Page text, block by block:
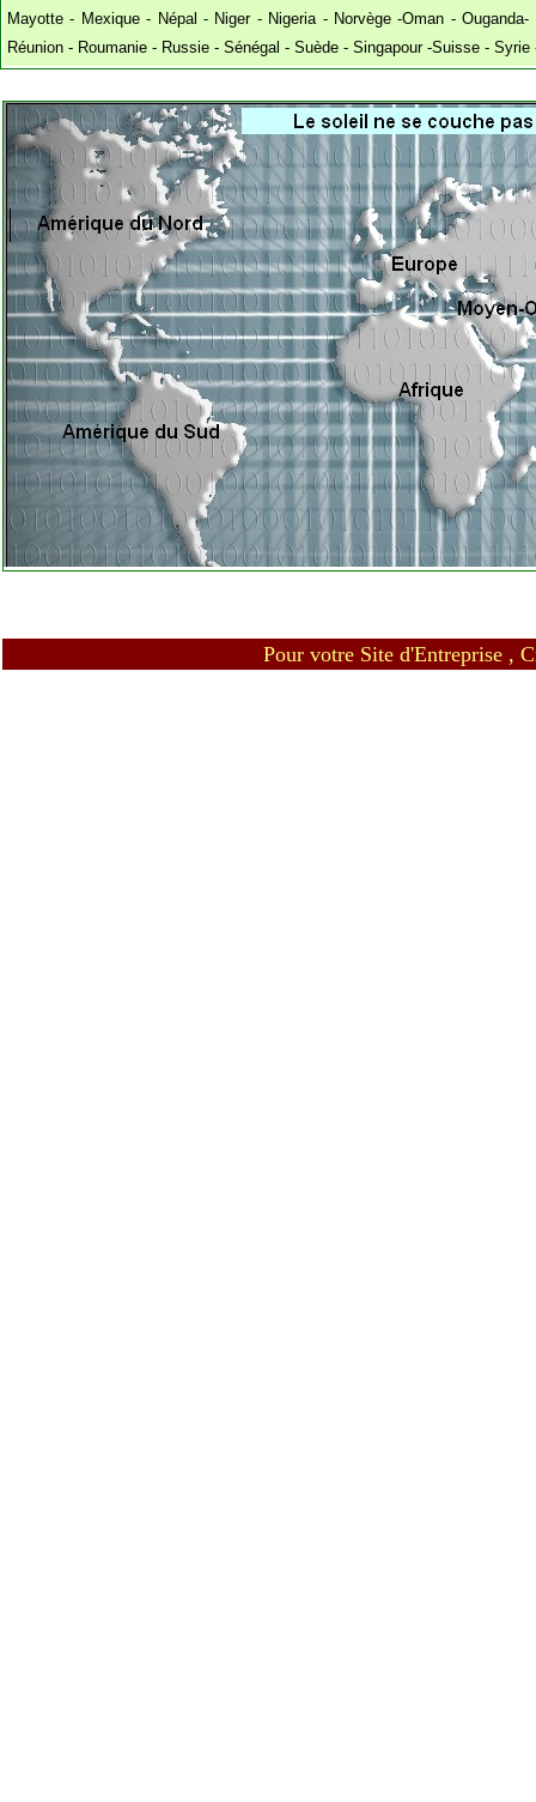
Mayotte - Mexique - Népal - Niger - Nigeria - Norvège -Oman -
Réunion - Roumanie - Russie - Sénégal - Suède - Singapour -Suisse -
Pour votre Site d'Entreprise ,